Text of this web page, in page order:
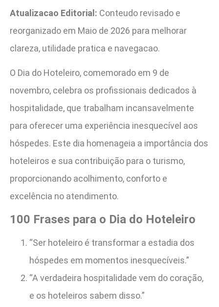
Atualizacao Editorial: Conteudo revisado e
reorganizado em Maio de 2026 para melhorar
clareza, utilidade pratica e navegacao.
O Dia do Hoteleiro, comemorado em 9 de
novembro, celebra os profissionais dedicados à
hospitalidade, que trabalham incansavelmente
para oferecer uma experiência inesquecível aos
hóspedes. Este dia homenageia a importância dos
hoteleiros e sua contribuição para o turismo,
proporcionando acolhimento, conforto e
excelência no atendimento.
100 Frases para o Dia do Hoteleiro
“Ser hoteleiro é transformar a estadia dos
hóspedes em momentos inesquecíveis.”
“A verdadeira hospitalidade vem do coração,
e os hoteleiros sabem disso.”